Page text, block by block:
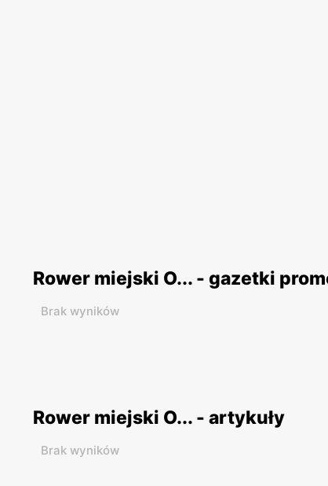
Rower miejski O... - gazetki
Brak wyników
Rower miejski O... - artykuły
Brak wyników